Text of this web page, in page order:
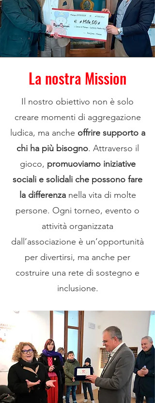
La nostra Mission
Il nostro obiettivo non è solo
creare momenti di aggregazione
ludica, ma anche offrire supporto a
chi ha più bisogno. Attraverso il
gioco, promuoviamo iniziative
sociali e solidali che possono fare
la differenzanella vita di molte
persone. Ogni torneo, evento o
attività organizzata
dall’associazione è un’opportunità
per divertirsi, ma anche per
costruire una rete di sostegno e
inclusione.